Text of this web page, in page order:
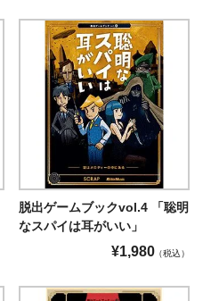
脱出ゲームブックvol.4 「聡明
なスパイは耳がいい」
¥1,980 税込